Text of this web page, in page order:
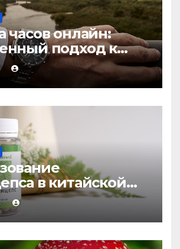
часов онлайн:
подход к
в китайской
природное
против усталости